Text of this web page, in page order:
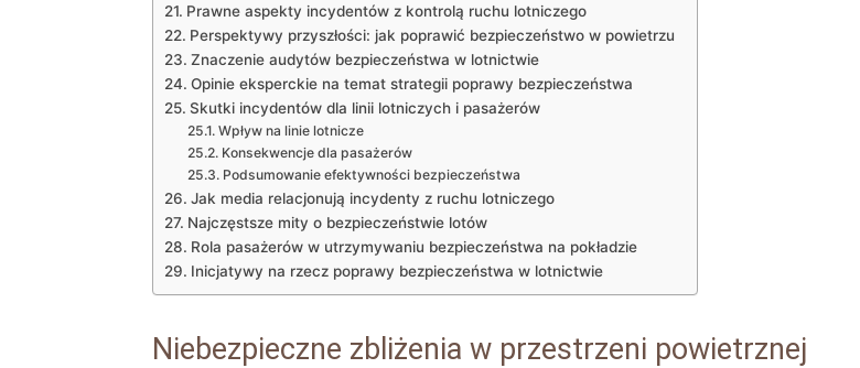
Prawne aspekty incydentów z kontrolą ruchu lotniczego
Perspektywy przyszłości: jak poprawić bezpieczeństwo w powietrzu
Znaczenie audytów ‌bezpieczeństwa w lotnictwie
Opinie eksperckie na temat strategii poprawy bezpieczeństwa
Skutki incydentów dla linii lotniczych i pasażerów
Wpływ na linie lotnicze
Konsekwencje dla pasażerów
Podsumowanie efektywności bezpieczeństwa
Jak media ⁤relacjonują incydenty z ruchu lotniczego
Najczęstsze mity‍ o bezpieczeństwie lotów
Rola pasażerów w utrzymywaniu bezpieczeństwa na pokładzie
Inicjatywy na rzecz poprawy bezpieczeństwa w lotnictwie
Niebezpieczne zbliżenia ⁢w przestrzeni powietrznej